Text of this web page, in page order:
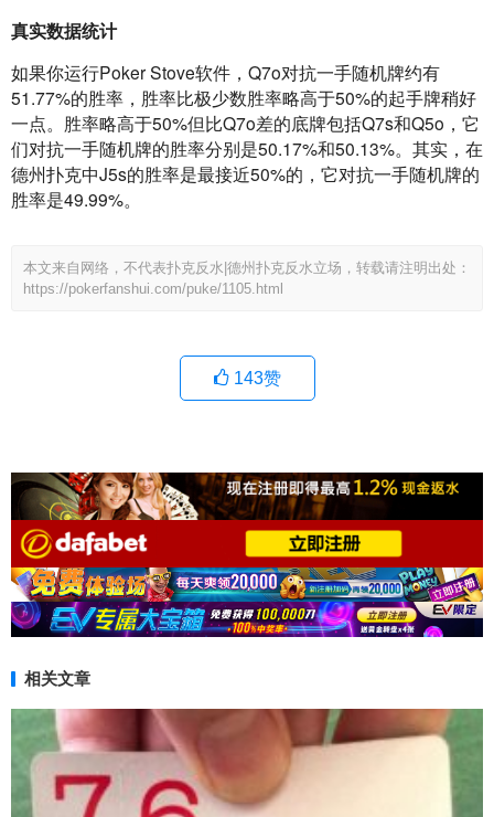
真实数据统计
如果你运行Poker Stove软件，Q7o对抗一手随机牌约有
51.77%的胜率，胜率比极少数胜率略高于50%的起手牌稍好
一点。胜率略高于50%但比Q7o差的底牌包括Q7s和Q5o，它
们对抗一手随机牌的胜率分别是50.17%和50.13%。其实，在
德州扑克中J5s的胜率是最接近50%的，它对抗一手随机牌的
胜率是49.99%。
本文来自网络，不代表扑克反水|德州扑克反水立场，转载请注明出处：
https://pokerfanshui.com/puke/1105.html
143赞
相关文章